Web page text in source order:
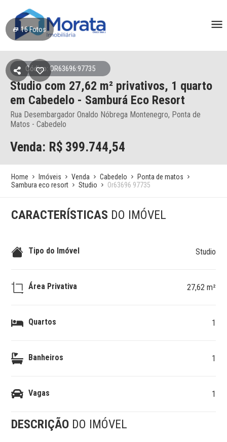
16Fotos
Código: OR63696:97735
Studio com 27,62 m² privativos, 1 quarto
em Cabedelo - Samburá Eco Resort
Rua Desembargador Onaldo Nóbrega Montenegro, Ponta de
Matos - Cabedelo
Venda: R$ 399.744,54
Home Imóveis Venda Cabedelo
Ponta de matos
Sambura eco resort
Studio Or63696 97735
CARACTERÍSTICAS DO IMÓVEL
Tipo do Imóvel Studio
Área Privativa 27,62 m²
Quartos 1
Banheiros 1
Vagas 1
DESCRIÇÃO DO IMÓVEL